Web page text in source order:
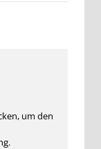
um den